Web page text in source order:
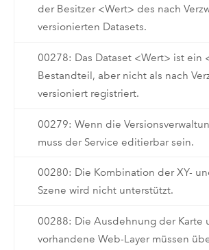
der Besitzer <Wert> des nach
versionierten Datasets.
00278: Das Dataset <Wert> ist ein
Bestandteil, aber nicht als nach
versioniert registriert.
00279: Wenn die
muss der Service editierbar sein.
00280: Die Kombination der XY-
Szene wird nicht unterstützt.
00288: Die Ausdehnung der Karte
vorhandene Web-Layer müssen